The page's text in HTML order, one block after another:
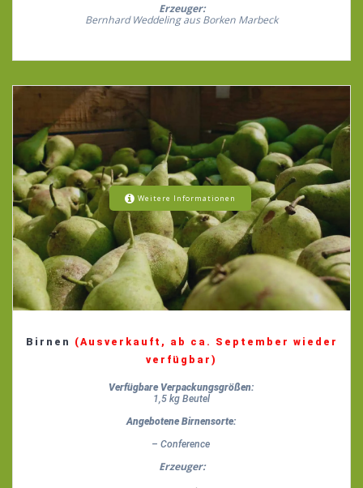
Erzeuger:
Bernhard Weddeling aus Borken Marbeck
Weitere Informationen
Birnen
(Ausverkauft, ab ca. September wieder
verfügbar)
Verfügbare Verpackungsgrößen:
1,5 kg Beutel
Angebotene Birnensorte:
– Conference
Erzeuger: